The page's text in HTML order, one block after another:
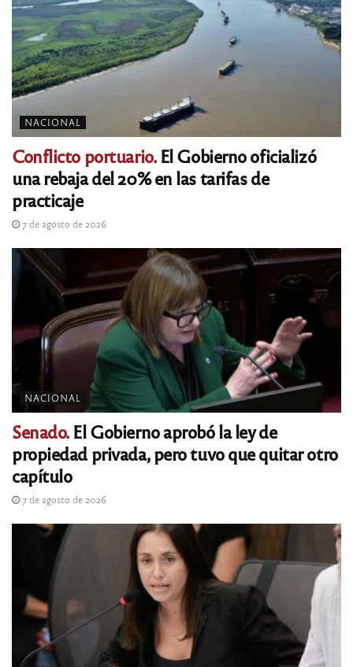
NACIONAL
Conflicto portuario.El Gobierno oficializó
una rebaja del 20% en las tarifas de
practicaje
7 de agosto de 2026
NACIONAL
Senado.El Gobierno aprobó la ley de
propiedad privada, pero tuvo que quitar otro
capítulo
7 de agosto de 2026